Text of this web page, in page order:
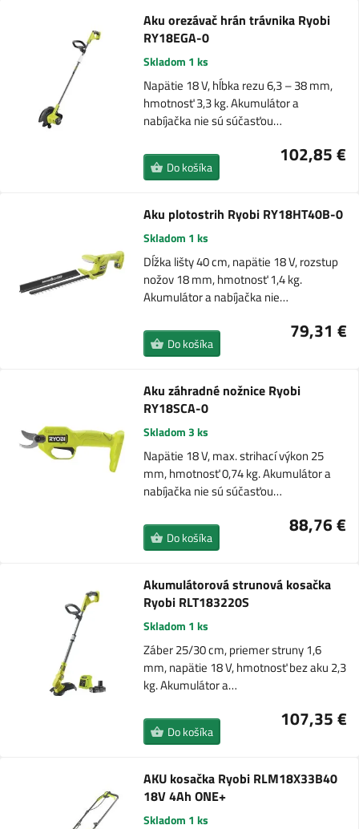
Aku orezávač hrán trávnika Ryobi
RY18EGA-0
Skladom 1 ks
Napätie 18 V, hĺbka rezu 6,3 – 38 mm,
hmotnosť 3,3 kg. Akumulátor a
nabíjačka nie sú súčasťou…
102,85 €
Do košíka
Aku plotostrih Ryobi RY18HT40B-0
Skladom 1 ks
Dĺžka lišty 40 cm, napätie 18 V, rozstup
nožov 18 mm, hmotnosť 1,4 kg.
Akumulátor a nabíjačka nie…
79,31 €
Do košíka
Aku záhradné nožnice Ryobi
RY18SCA-0
Skladom 3 ks
Napätie 18 V, max. strihací výkon 25
mm, hmotnosť 0,74 kg. Akumulátor a
nabíjačka nie sú súčasťou…
88,76 €
Do košíka
Akumulátorová strunová kosačka
Ryobi RLT183220S
Skladom 1 ks
Záber 25/30 cm, priemer struny 1,6
mm, napätie 18 V, hmotnosť bez aku 2,3
kg. Akumulátor a…
107,35 €
Do košíka
AKU kosačka Ryobi RLM18X33B40
18V 4Ah ONE+
Skladom 1 ks